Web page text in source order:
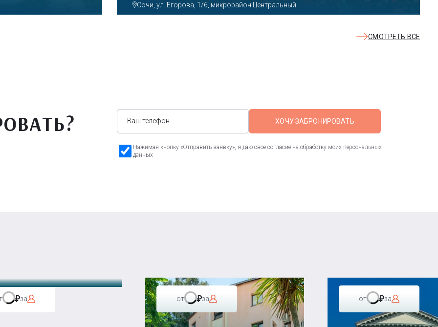
Сочи, ул. Декабристов, 78б
СМОТРЕТЬ ВСЕ
ХОЧУ ЗАБРОНИРОВАТЬ
Нажимая кнопку «Отправить заявку», я даю свое согласие на обработку моих персональных
данных
за от за от за